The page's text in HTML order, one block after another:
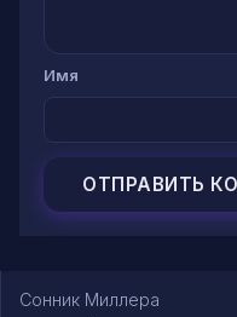
Имя
Сонник Миллера